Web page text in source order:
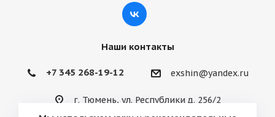
Наши контакты
+7 345 268-19-12 exshin@yandex.ru
г. Тюмень, ул. Республики д. 256/2